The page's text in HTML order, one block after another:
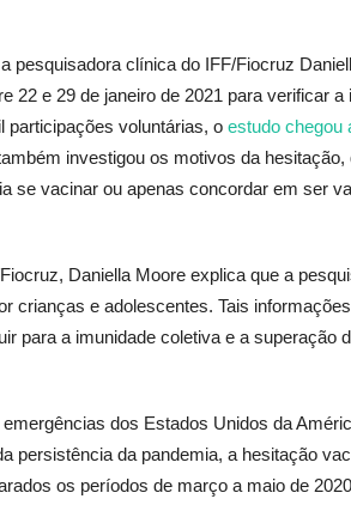
pesquisadora clínica do IFF/Fiocruz
22 e 29 de janeiro de 2021 para verificar
participações voluntárias, o estudo chegou
investigou os motivos da
se vacinar ou apenas concordar em ser
Daniella Moore explica que a
crianças e adolescentes. Tais
para a imunidade coletiva e a superação
dos Estados Unidos da
persistência da pandemia, a hesitação
os períodos de março a maio de